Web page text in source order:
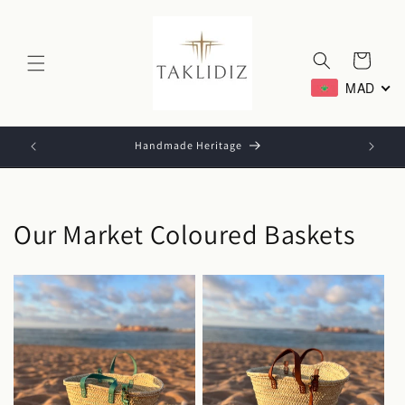
Cart
MAD
Handmade Heritage
Our Market Coloured Baskets